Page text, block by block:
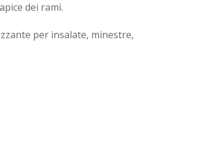
dei rami.
per insalate, minestre,